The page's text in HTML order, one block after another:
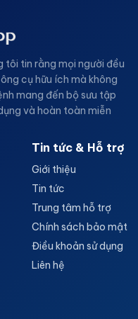
tôi tin rằng mọi người đều
cụ hữu ích mà không
mang đến bộ sưu tập
và hoàn toàn miễn
Tin tức & Hỗ trợ
Giới thiệu
Tin tức
Trung tâm hỗ trợ
Chính sách bảo mật
Điều khoản sử dụng
Liên hệ